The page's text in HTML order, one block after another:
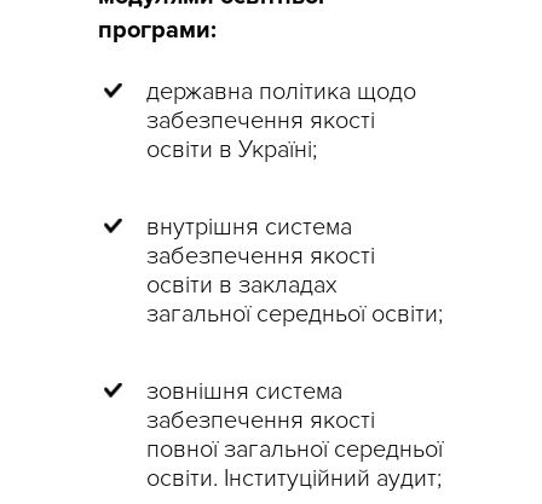
програми:
державна політика щодо
забезпечення якості
освіти в Україні;
внутрішня система
забезпечення якості
освіти в закладах
загальної середньої освіти;
зовнішня система
забезпечення якості
повної загальної середньої
освіти. Інституційний аудит;